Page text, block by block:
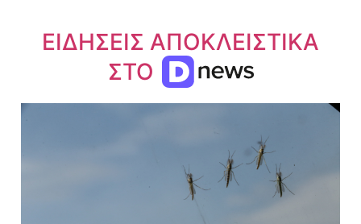
ΕΙΔΗΣΕΙΣ ΑΠΟΚΛΕΙΣΤΙΚΑ
ΣΤΟ